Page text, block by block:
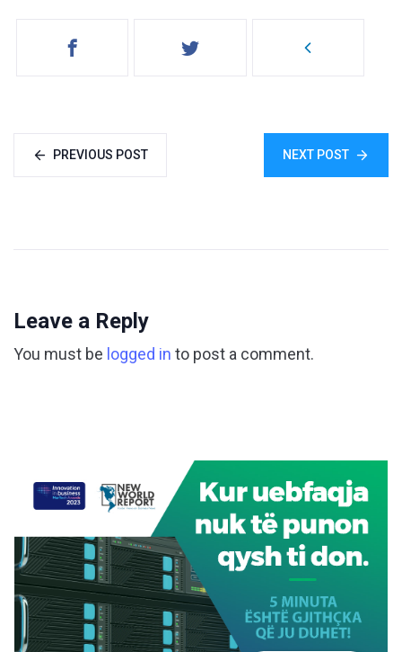
PREVIOUS POST NEXT POST
Leave a Reply
You must be logged in to post a comment.